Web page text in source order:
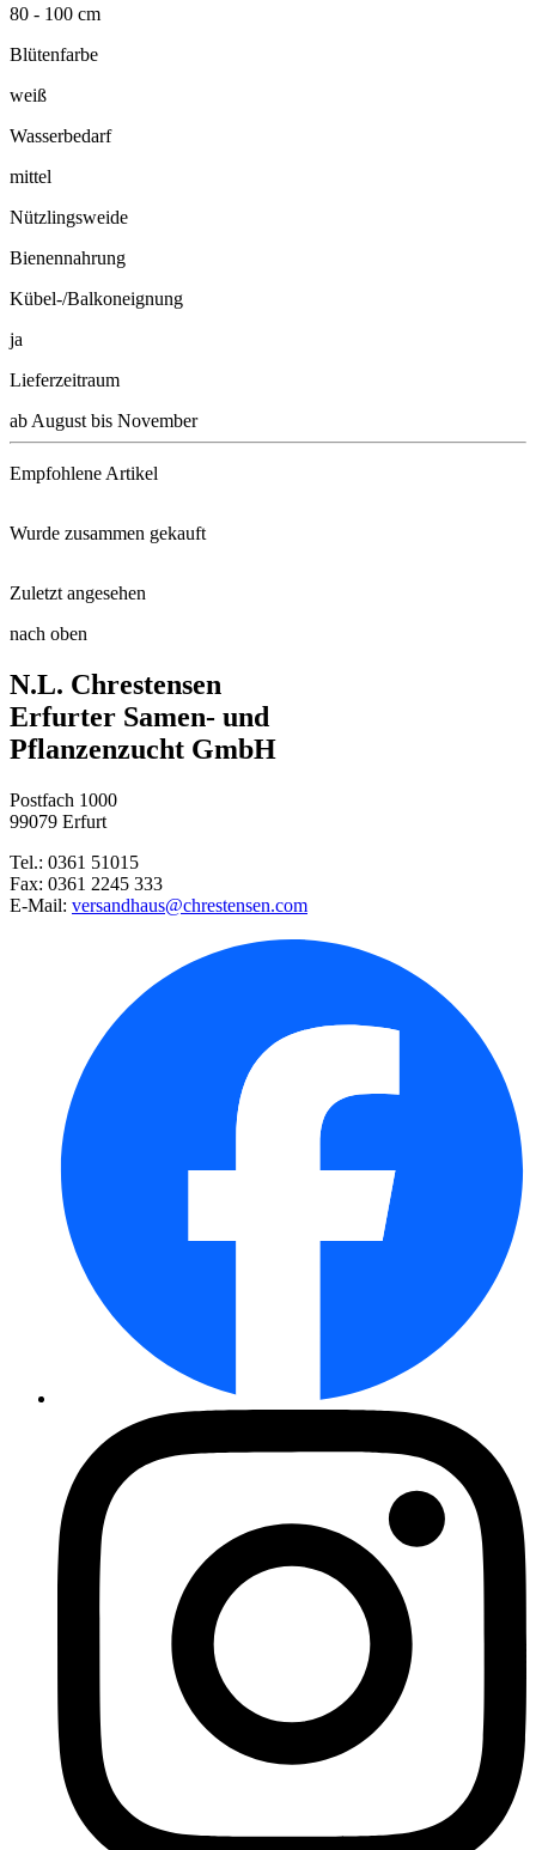
80 - 100 cm
Blütenfarbe
weiß
Wasserbedarf
mittel
Nützlingsweide
Bienennahrung
Kübel-/Balkoneignung
ja
Lieferzeitraum
ab August bis November
Empfohlene Artikel
Gartenspaten
Wurde zusammen gekauft
Mannstreu Blue Jackpot
Erdbeere Marieka mit Topfballe ...
Heidelbeere Patriot
Spar-Set Himbeersaison
Stachelbeere Lumina® (Busch)
Erlenblättrige Felsenbirne Gre ...
Rhabarber Holsteiner Blut
Zuletzt angesehen
Heidelbeere Jorma
nach oben
N.L. Chrestensen
Erfurter Samen- und
Pflanzenzucht GmbH
Postfach 1000
99079 Erfurt
Tel.: 0361 51015
Fax: 0361 2245 333
E-Mail: versandhaus@chrestensen.com